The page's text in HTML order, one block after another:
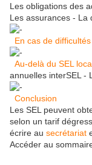
Les obligations des
Les assurances - La
En cas de difficultés
Au-delà du SEL
annuelles interSEL -
Conclusion
Les SEL peuvent
selon un tarif
écrire au secrétariat
Accéder au